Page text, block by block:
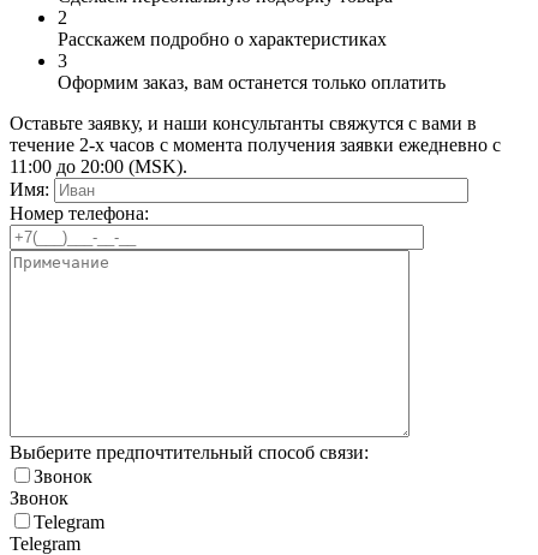
2
Расскажем подробно о характеристиках
3
Оформим заказ, вам останется только оплатить
Оставьте заявку, и наши консультанты свяжутся с вами в
течение 2-х часов с момента получения заявки ежедневно с
11:00 до 20:00 (MSK).
Имя:
Номер телефона:
Выберите предпочтительный способ связи:
Звонок
Звонок
Telegram
Telegram